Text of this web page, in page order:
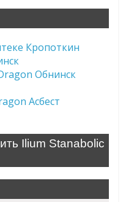
Кропоткин
Обнинск
Асбест
Ilium Stanabolic